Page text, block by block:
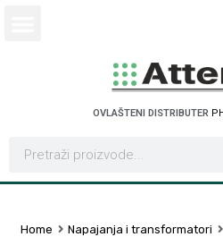
OVLAŠTENI DISTRIBUTER SP
Home Napajanja i transformatori